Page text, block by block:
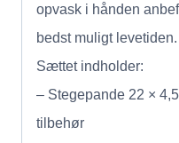
opvask i hånden
bedst muligt levetiden.
Sættet indholder:
– Stegepande 22 ×
tilbehør